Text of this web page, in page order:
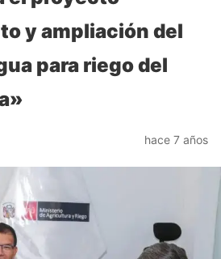
y ampliación del
para riego del
hace 7 años